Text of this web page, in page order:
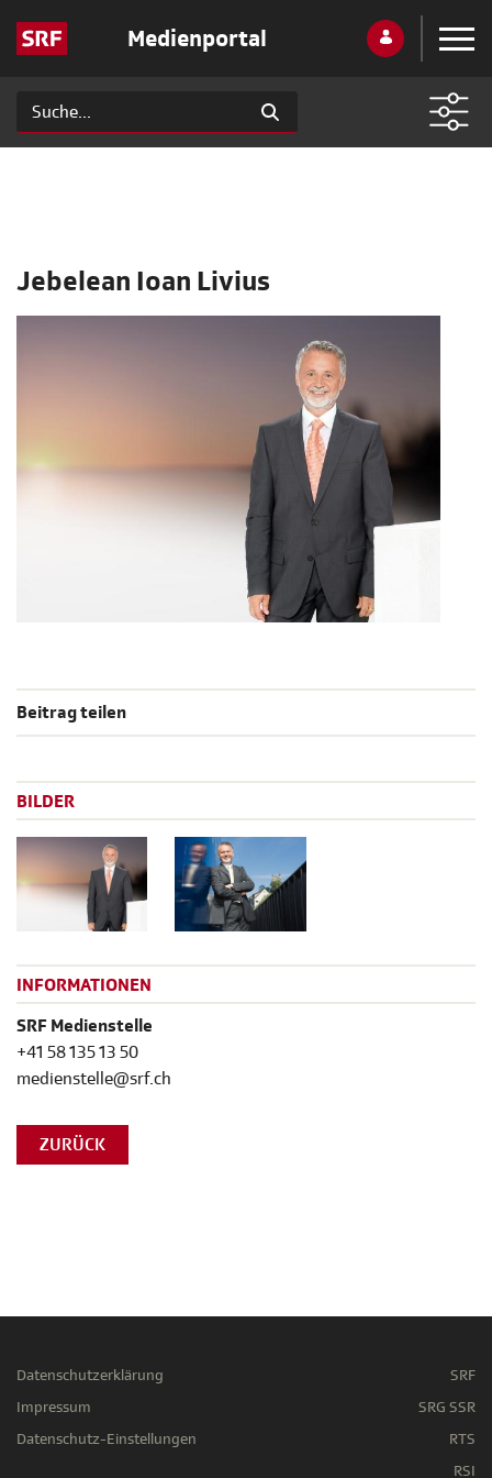
Medienportal
Jebelean Ioan Livius
Beitrag teilen
BILDER
INFORMATIONEN
SRF Medienstelle
+41 58 135 13 50
medienstelle@srf.ch
ZURÜCK
Datenschutzerklärung
Impressum
Datenschutz-Einstellungen
SRF
SRG SSR
RTS
RSI